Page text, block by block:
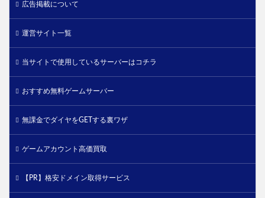
広告掲載について
運営サイト一覧
当サイトで使用しているサーバーはコチラ
おすすめ無料ゲームサーバー
無課金でダイヤをGETする裏ワザ
ゲームアカウント高価買取
【PR】格安ドメイン取得サービス